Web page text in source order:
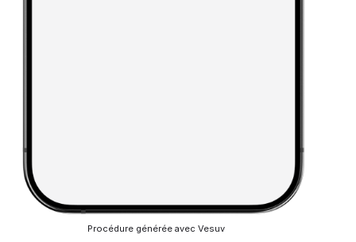
Procédure générée avec Vesuv